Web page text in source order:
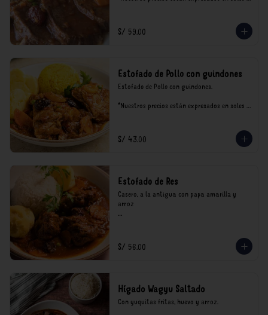
S/ 59.00
Estofado de Pollo con guindones
Estofado de Pollo con guindones.
*Nuestros precios están expresados en soles e
S/ 43.00
Estofado de Res
Casero, a la antigua con papa amarilla y
arroz
consumo.
S/ 56.00
Hígado Wagyu Saltado
Con yuquitas fritas, huevo y arroz.